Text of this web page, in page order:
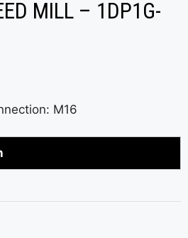
MILL – 1DP1G-
M16